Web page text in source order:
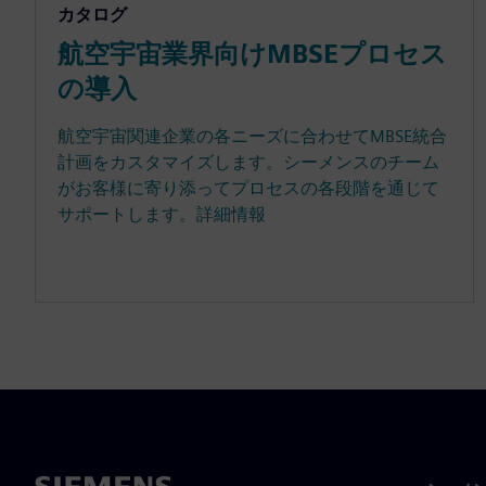
カタログ
航空宇宙業界向けMBSEプロセス
の導入
航空宇宙関連企業の各ニーズに合わせてMBSE統合
計画をカスタマイズします。シーメンスのチーム
がお客様に寄り添ってプロセスの各段階を通じて
サポートします。詳細情報